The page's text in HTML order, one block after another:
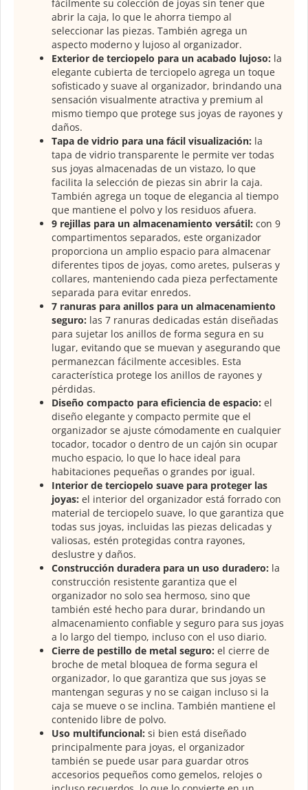
fácilmente su colección de joyas sin tener que
abrir la caja, lo que le ahorra tiempo al
seleccionar las piezas. También agrega un
aspecto moderno y lujoso al organizador.
Exterior de terciopelo para un acabado lujoso: la
elegante cubierta de terciopelo agrega un toque
sofisticado y suave al organizador, brindando una
sensación visualmente atractiva y premium al
mismo tiempo que protege sus joyas de rayones y
daños.
Tapa de vidrio para una fácil visualización: la
tapa de vidrio transparente le permite ver todas
sus joyas almacenadas de un vistazo, lo que
facilita la selección de piezas sin abrir la caja.
También agrega un toque de elegancia al tiempo
que mantiene el polvo y los residuos afuera.
9 rejillas para un almacenamiento versátil: con 9
compartimentos separados, este organizador
proporciona un amplio espacio para almacenar
diferentes tipos de joyas, como aretes, pulseras y
collares, manteniendo cada pieza perfectamente
separada para evitar enredos.
7 ranuras para anillos para un almacenamiento
seguro: las 7 ranuras dedicadas están diseñadas
para sujetar los anillos de forma segura en su
lugar, evitando que se muevan y asegurando que
permanezcan fácilmente accesibles. Esta
característica protege los anillos de rayones y
pérdidas.
Diseño compacto para eficiencia de espacio: el
diseño elegante y compacto permite que el
organizador se ajuste cómodamente en cualquier
tocador, tocador o dentro de un cajón sin ocupar
mucho espacio, lo que lo hace ideal para
habitaciones pequeñas o grandes por igual.
Interior de terciopelo suave para proteger las
joyas: el interior del organizador está forrado con
material de terciopelo suave, lo que garantiza que
todas sus joyas, incluidas las piezas delicadas y
valiosas, estén protegidas contra rayones,
deslustre y daños.
Construcción duradera para un uso duradero: la
construcción resistente garantiza que el
organizador no solo sea hermoso, sino que
también esté hecho para durar, brindando un
almacenamiento confiable y seguro para sus joyas
a lo largo del tiempo, incluso con el uso diario.
Cierre de pestillo de metal seguro: el cierre de
broche de metal bloquea de forma segura el
organizador, lo que garantiza que sus joyas se
mantengan seguras y no se caigan incluso si la
caja se mueve o se inclina. También mantiene el
contenido libre de polvo.
Uso multifuncional: si bien está diseñado
principalmente para joyas, el organizador
también se puede usar para guardar otros
accesorios pequeños como gemelos, relojes o